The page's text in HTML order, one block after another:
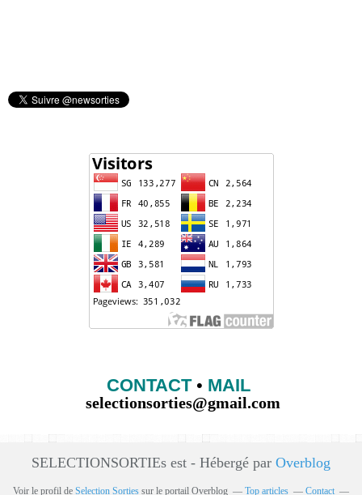
CONTACT• MAIL
selectionsorties@gmail.com
SELECTIONSORTIEs est - Hébergé par Overblog
Voir le profil de Selection Sorties sur le portail Overblog Top articles Contact